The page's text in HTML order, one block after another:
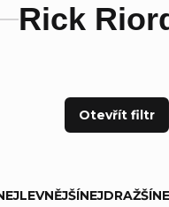
Rick
Otevřít filtr
NEJDRAŽŠÍ